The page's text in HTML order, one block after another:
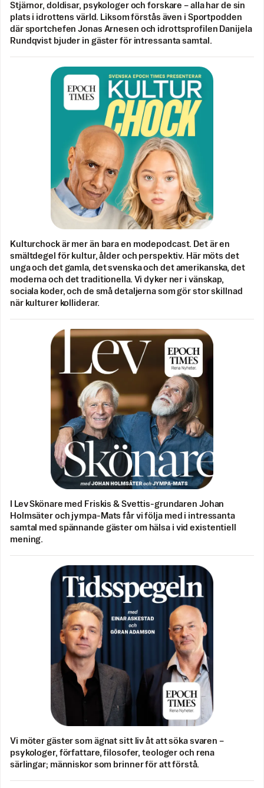
Stjärnor, doldisar, psykologer och forskare – alla har de sin
plats i idrottens värld. Liksom förstås även i Sportpodden
där sportchefen Jonas Arnesen och idrottsprofilen Danijela
Rundqvist bjuder in gäster för intressanta samtal.
Kulturchock är mer än bara en modepodcast. Det är en
smältdegel för kultur, ålder och perspektiv. Här möts det
unga och det gamla, det svenska och det amerikanska, det
moderna och det traditionella. Vi dyker ner i vänskap,
sociala koder, och de små detaljerna som gör stor skillnad
när kulturer kolliderar.
I Lev Skönare med Friskis & Svettis-grundaren Johan
Holmsäter och jympa-Mats får vi följa med i intressanta
samtal med spännande gäster om hälsa i vid existentiell
mening.
Vi möter gäster som ägnat sitt liv åt att söka svaren –
psykologer, författare, filosofer, teologer och rena
särlingar; människor som brinner för att förstå.